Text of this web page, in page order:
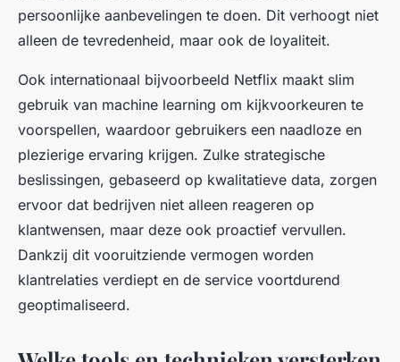
persoonlijke aanbevelingen te doen. Dit verhoogt niet
alleen de tevredenheid, maar ook de loyaliteit.
Ook internationaal bijvoorbeeld Netflix maakt slim
gebruik van machine learning om kijkvoorkeuren te
voorspellen, waardoor gebruikers een naadloze en
plezierige ervaring krijgen. Zulke strategische
beslissingen, gebaseerd op kwalitatieve data, zorgen
ervoor dat bedrijven niet alleen reageren op
klantwensen, maar deze ook proactief vervullen.
Dankzij dit vooruitziende vermogen worden
klantrelaties verdiept en de service voortdurend
geoptimaliseerd.